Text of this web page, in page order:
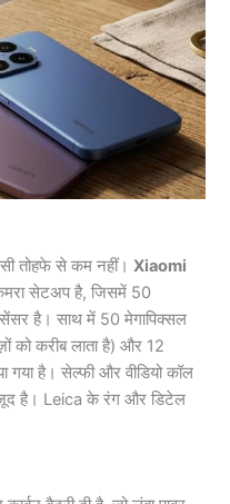
तोहफे से कम नहीं।Xiaomi
सेटअप है, जिसमें 50
है। साथ में 50 मेगापिक्सल
को करीब लाता है) और 12
गया है। सेल्फी और वीडियो कॉल
है। Leica के रंग और डिटेल